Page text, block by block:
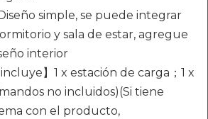
simple, se puede integrar
y sala de estar, agregue
interior
】1 x estación de carga；1 x
no incluidos)(Si tiene
con el producto,